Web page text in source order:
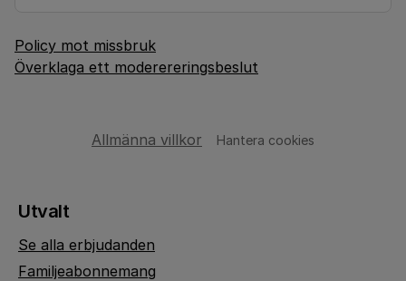
Policy mot missbruk
Överklaga ett moderereringsbeslut
Allmänna villkor Hantera cookies
Utvalt
Se alla erbjudanden
Familjeabonnemang